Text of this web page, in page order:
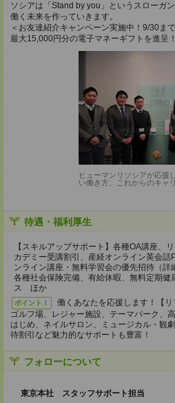
ソシアは「Stand by you」というスローガ
働く未来を作っていきます。
＜お友達紹介キャンペーン実施中！9/30ま
最大15,000円分の電子マネーギフトを進呈！
ヒューマンリソシアが応援
い働き方、これからのキャ
待遇・福利厚生
【スキルアップサポート】各種OA講座、
カデミー受講割引、産経オンライン英会
ンライン講座・無料学習会の優先招待（詳
各種社会保険完備、有給休暇、無料定期
ス ほか
ポイント！
働くあなたを応援します！【リ
ゴルフ場、レジャー施設、テーマパーク、
はじめ、ネイルサロン、ミュージカル・観
待割引など魅力的なサポートも豊富！
フォローについて
東京本社 スタッフサポート担当